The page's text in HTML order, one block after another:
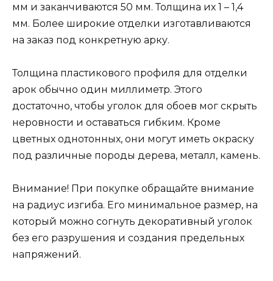
мм и заканчиваются 50 мм. Толщина их 1 – 1,4
мм. Более широкие отделки изготавливаются
на заказ под конкретную арку.
Толщина пластикового профиля для отделки
арок обычно один миллиметр. Этого
достаточно, чтобы уголок для обоев мог скрыть
неровности и оставаться гибким. Кроме
цветных однотонных, они могут иметь окраску
под различные породы дерева, металл, камень.
Внимание! При покупке обращайте внимание
на радиус изгиба. Его минимальное размер, на
который можно согнуть декоративный уголок
без его разрушения и создания предельных
напряжений.